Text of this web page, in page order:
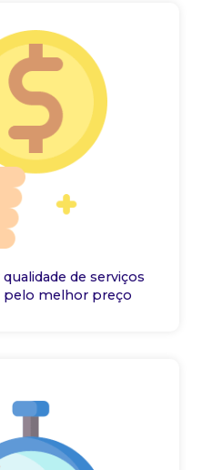
de serviços
melhor preço